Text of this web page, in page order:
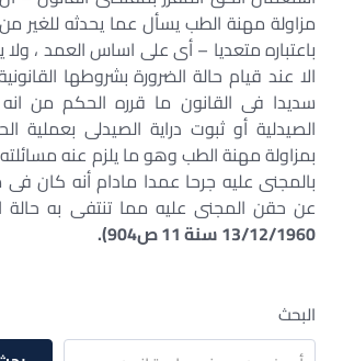
مزاولة مهنة الطب يسأل عما يحدثه للغير من
باعتباره متعديا – أى على اساس العمد ،
الا عند قيام حالة الضرورة بشروطها
سديدا فى القانون ما قرره الحكم من
الصيدلية أو ثبوت دراية الصيدلى بعملية
بمزاولة مهنة الطب وهو ما يلزم عنه
بالمجنى عليه جرحا عمدا مادام أنه كان
عن حقن المجنى عليه مما تنتفى به حالة
13/12/1960 سنة 11 ص904).
البحث